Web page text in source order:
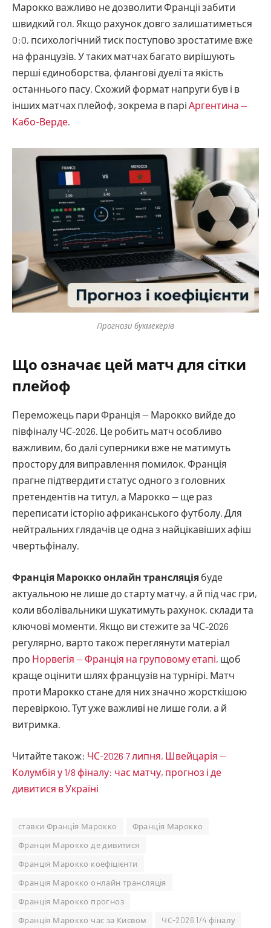
Марокко важливо не дозволити Франції забити
швидкий гол. Якщо рахунок довго залишатиметься
0:0, психологічний тиск поступово зростатиме вже
на французів. У таких матчах багато вирішують
перші єдиноборства, флангові дуелі та якість
останнього пасу. Схожий формат напруги був і в
інших матчах плейоф, зокрема в парі Аргентина —
Кабо-Верде.
Прогнози букмекерів
Що означає цей матч для сітки
плейоф
Переможець пари Франція — Марокко вийде до
півфіналу ЧС-2026. Це робить матч особливо
важливим, бо далі суперники вже не матимуть
простору для виправлення помилок. Франція
прагне підтвердити статус одного з головних
претендентів на титул, а Марокко — ще раз
переписати історію африканського футболу. Для
нейтральних глядачів це одна з найцікавіших афіш
чвертьфіналу.
Франція Марокко онлайн трансляція буде
актуальною не лише до старту матчу, а й під час гри,
коли вболівальники шукатимуть рахунок, склади та
ключові моменти. Якщо ви стежите за ЧС-2026
регулярно, варто також переглянути матеріал
про Норвегія — Франція на груповому етапі, щоб
краще оцінити шлях французів на турнірі. Матч
проти Марокко стане для них значно жорсткішою
перевіркою. Тут уже важливі не лише голи, а й
витримка.
Читайте також: ЧС-2026 7 липня, Швейцарія —
Колумбія у 1/8 фіналу: час матчу, прогноз і де
дивитися в Україні
ставки Франція Марокко
Франція Марокко
Франція Марокко де дивитися
Франція Марокко коефіцієнти
Франція Марокко онлайн трансляція
Франція Марокко прогноз
Франція Марокко час за Києвом
ЧС-2026 1/4 фіналу